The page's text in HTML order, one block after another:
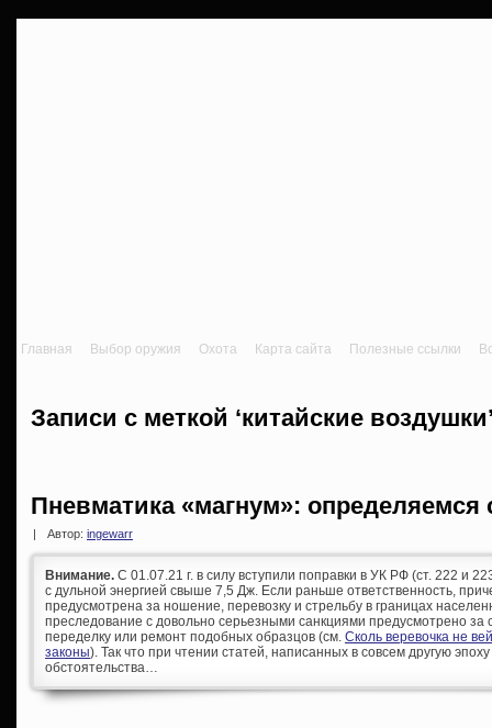
Главная Выбор оружия Охота Карта сайта Полезные ссылки
Записи с меткой ‘китайские
Пневматика «магнум»:
Автор: ingewarr
Внимание. С 01.07.21 г. в силу вступили поправки в УК РФ (ст. 222 и
с дульной энергией свыше 7,5 Дж. Если раньше ответственность,
предусмотрена за ношение, перевозку и стрельбу в границах
преследование с довольно серьезными санкциями предусмотрено за
переделку или ремонт подобных образцов (см. Сколь веревочка не
законы). Так что при чтении статей, написанных в совсем другую
обстоятельства…